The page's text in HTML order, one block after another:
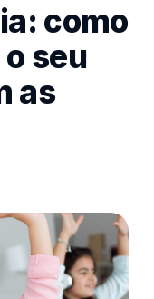
como
seu
as